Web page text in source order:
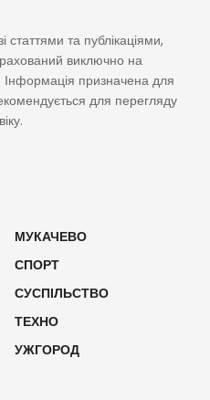
статтями та публікаціями,
виключно на
Інформація призначена для
для перегляду
МУКАЧЕВО
СПОРТ
СУСПІЛЬСТВО
ТЕХНО
УЖГОРОД